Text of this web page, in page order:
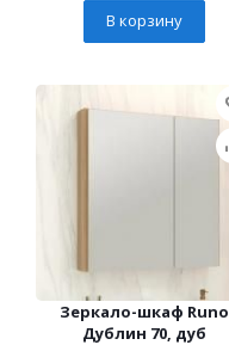
В корзину
Зеркало-шкаф Runo
Дублин 70, дуб